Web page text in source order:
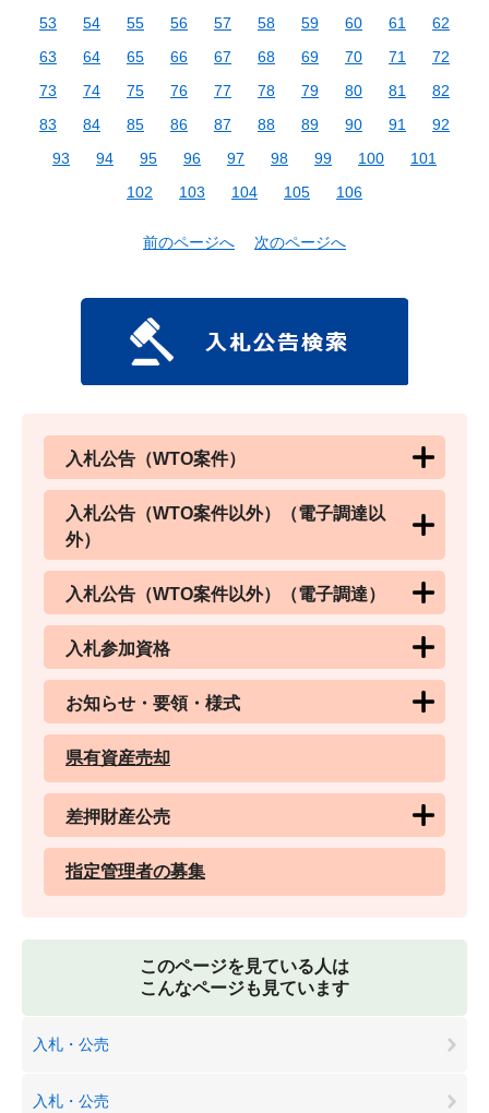
53
54 55 56 57 58 59 60 61
62
63
64 65 66 67 68 69 70 71
72
73
74 75 76 77 78 79 80 81
82
83
84 85 86 87 88 89 90 91
92
93
94 95 96 97 98 99 100
101
102
103 104 105 106
前のページへ 次のページへ
入札公告（WTO案件）
入札公告（WTO案件以外）（電子調達以
外）
入札公告（WTO案件以外）（電子調達）
入札参加資格
お知らせ・要領・様式
県有資産売却
差押財産公売
指定管理者の募集
このページを見ている人は
こんなページも見ています
入札・公売
入札・公売